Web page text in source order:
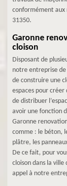
conformément aux
31350.
Garonne
cloison
Disposant de
notre entreprise
de construire une
espaces pour créer
de distribuer
avoir une fonction
Garonne
comme : le béton,
plâtre, les
De ce fait, pour
cloison dans la ville
appel à notre